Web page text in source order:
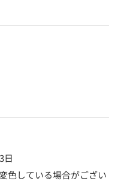
日
色している場合がござい